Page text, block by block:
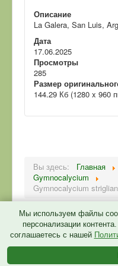
Мы используем файлы
персонализации
соглашаетесь с нашей
Описание
La Galera, San Luis,
Дата
17.06.2025
Просмотры
285
Размер
144.29 Кб (1280 x 960
Вы здесь: Главная
Gymnocalycium
Gymnocalycium
Политика